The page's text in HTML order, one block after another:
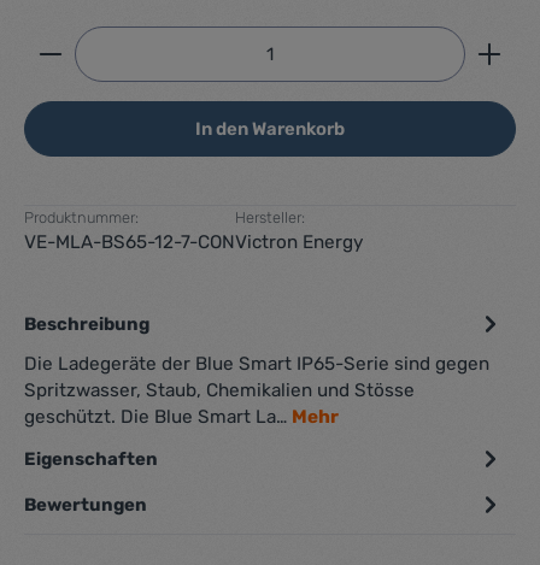
Produkt Anzahl: Gib den gewünschten Wert ein
In den Warenkorb
Produktnummer:
VE-MLA-BS65-12-7-CON
Hersteller:
Victron Energy
Beschreibung
Die Ladegeräte der Blue Smart IP65-Serie sind gegen
Spritzwasser, Staub, Chemikalien und Stösse
geschützt. Die Blue Smart La… Mehr
Eigenschaften
Bewertungen